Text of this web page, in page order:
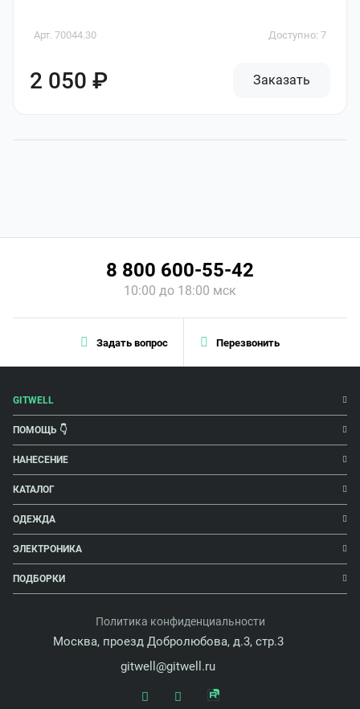
Арт. 70044.30 Доступно: 7
2 050 ₽ Заказать
Задать вопрос Перезвонить
8 800 600-55-42
10:00 до 18:00 мск
GITWELL
ПОМОЩЬ 👇
НАНЕСЕНИЕ
КАТАЛОГ
ОДЕЖДА
ЭЛЕКТРОНИКА
ПОДБОРКИ
Политика конфиденциальности
Москва, проезд Добролюбова, д.3, стр.3
gitwell@gitwell.ru